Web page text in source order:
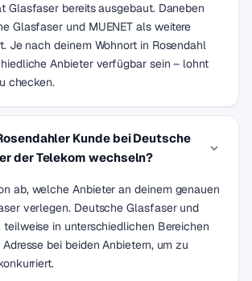
Glasfaser bereits ausgebaut. Daneben
Glasfaser und MUENET als weitere
Je nach deinem Wohnort in Rosendahl
Anbieter verfügbar sein – lohnt
checken.
Kunde bei Deutsche
der Telekom wechseln?
ab, welche Anbieter an deinem genauen
verlegen. Deutsche Glasfaser und
teilweise in unterschiedlichen Bereichen
bei beiden Anbietern, um zu